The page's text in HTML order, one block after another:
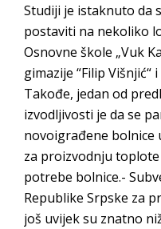
Studiji je istaknuto da
postaviti na nekoliko
Osnovne škole „Vuk
gimazije “Filip
Takođe, jedan od
izvodljivosti je da se
novoigrađene bolnice
za proizvodnju
potrebe bolnice.-
Republike Srpske za
još uvijek su znatno